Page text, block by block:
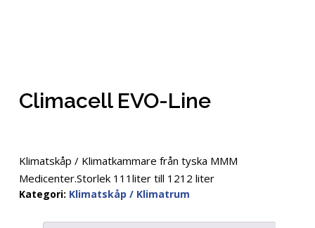
Climacell EVO-Line
Klimatskåp / Klimatkammare från tyska MMM
Medicenter.Storlek 111liter till 1212 liter
Kategori: Klimatskåp / Klimatrum